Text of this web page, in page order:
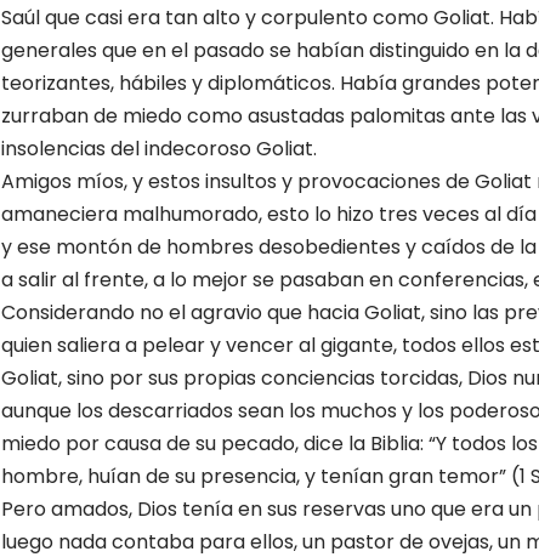
Saúl que casi era tan alto y corpulento como Goliat.
generales que en el pasado se habían distinguido en la
teorizantes, hábiles y diplomáticos. Había grandes
zurraban de miedo como asustadas palomitas ante las
insolencias del indecoroso Goliat.
Amigos míos, y estos insultos y provocaciones de
amaneciera malhumorado, esto lo hizo tres veces al
y ese montón de hombres desobedientes y caídos de
a salir al frente, a lo mejor se pasaban en
Considerando no el agravio que hacia Goliat, sino las
quien saliera a pelear y vencer al gigante, todos ellos
Goliat, sino por sus propias conciencias torcidas, Dios
aunque los descarriados sean los muchos y los
miedo por causa de su pecado, dice la Biblia: “Y todos
hombre, huían de su presencia, y tenían gran temor” (1
Pero amados, Dios tenía en sus reservas uno que era
luego nada contaba para ellos, un pastor de ovejas, un